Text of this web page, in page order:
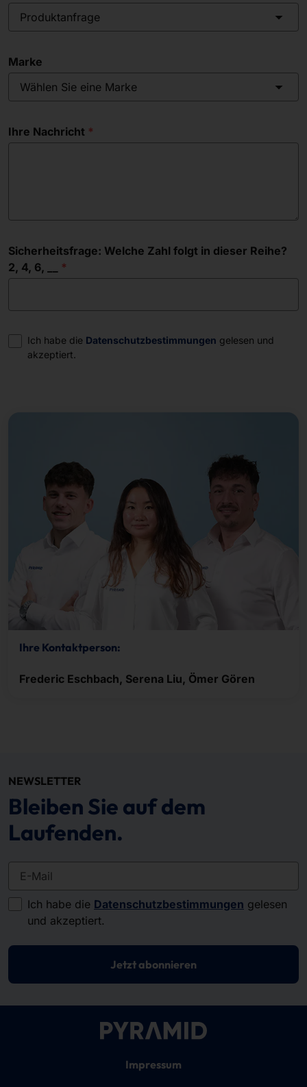
Produktanfrage
Marke
Wählen Sie eine Marke
Ihre Nachricht
Sicherheitsfrage: Welche Zahl folgt in dieser Reihe?
2, 4, 6, __
Einwilligung
Ich habe die Datenschutzbestimmungen gelesen und
akzeptiert.
Ihre Kontaktperson:
Frederic Eschbach, Serena Liu, Ömer Gören
NEWSLETTER
Bleiben Sie auf dem
Laufenden.
E-Mail
Ich habe die Datenschutzbestimmungen gelesen
und akzeptiert.
Jetzt abonnieren
Impressum